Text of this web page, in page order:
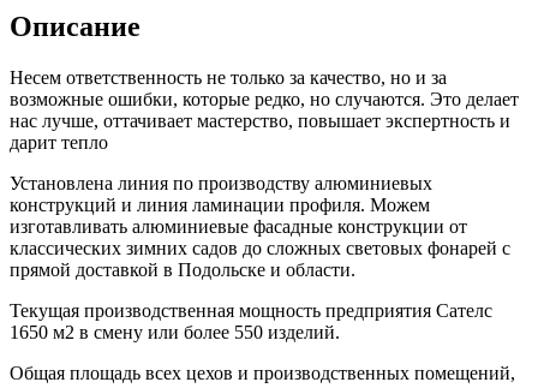
Описание
Несем ответственность не только за качество, но и за
возможные ошибки, которые редко, но случаются. Это делает
нас лучше, оттачивает мастерство, повышает экспертность и
дарит тепло
Установлена линия по производству алюминиевых
конструкций и линия ламинации профиля. Можем
изготавливать алюминиевые фасадные конструкции от
классических зимних садов до сложных световых фонарей с
прямой доставкой в Подольске и области.
Текущая производственная мощность предприятия Сателс
1650 м2 в смену или более 550 изделий.
Общая площадь всех цехов и производственных помещений,